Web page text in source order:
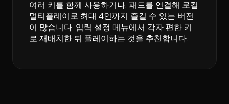
여러 키를 함께 사용하거나, 패드를 연결해 로컬
멀티플레이로 최대 4인까지 즐길 수 있는 버전
이 많습니다. 입력 설정 메뉴에서 각자 편한 키
로 재배치한 뒤 플레이하는 것을 추천합니다.